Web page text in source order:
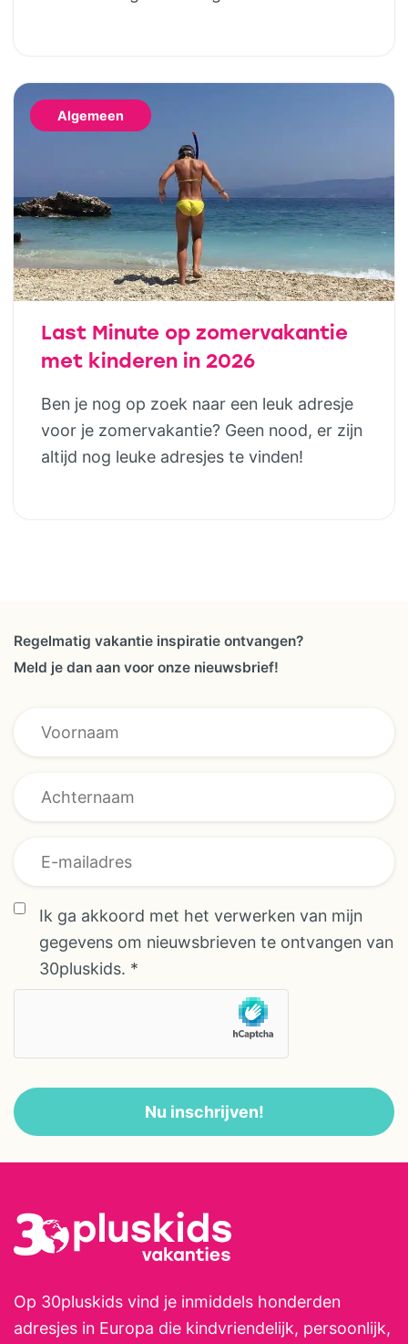
niet helemaal bij jullie past. Wie houdt van
het buitenleven, maar niet wil slepen met
Algemeen
Last Minute op zomervakantie
met kinderen in 2026
Ben je nog op zoek naar een leuk adresje
voor je zomervakantie? Geen nood, er zijn
altijd nog leuke adresjes te vinden!
Regelmatig vakantie inspiratie ontvangen?
Meld je dan aan voor onze nieuwsbrief!
* overeenkomst
E-mailadres
Ik ga akkoord met het verwerken van mijn
gegevens om nieuwsbrieven te ontvangen van
30pluskids. *
Nu inschrijven!
Op 30pluskids vind je inmiddels honderden
adresjes in Europa die kindvriendelijk, persoonlijk,